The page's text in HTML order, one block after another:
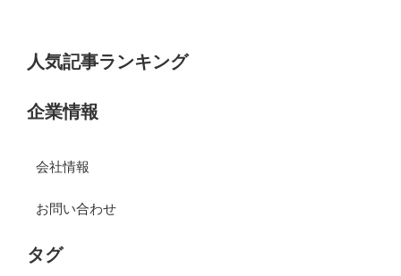
人気記事ランキング
企業情報
会社情報
お問い合わせ
タグ